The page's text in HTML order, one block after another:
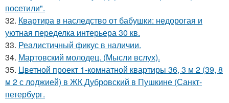
посетили".
32. Квартира в наследство от бабушки: недорогая и
уютная переделка интерьера 30 кв.
33. Реалистичный фикус в наличии.
34. Мартовский молодец. (Мысли вслух).
35. Цветной проект 1-комнатной квартиры 36, 3 м 2 (39, 8
м 2 с лоджией) в ЖК Дубровский в Пушкине (Санкт-
петербург.